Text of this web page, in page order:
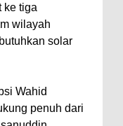
ke tiga
wilayah
solar
Wahid
penuh dari